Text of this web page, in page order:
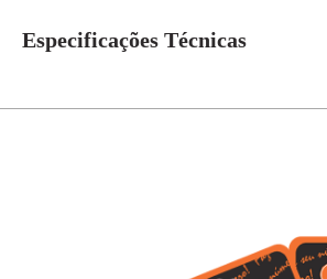
Especificações Técnicas